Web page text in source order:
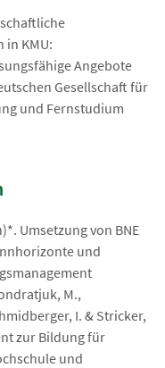
KMU:
Angebote
Gesellschaft für
und Fernstudium
Umsetzung von BNE
und
M.,
I. & Stricker,
zur Bildung für
und